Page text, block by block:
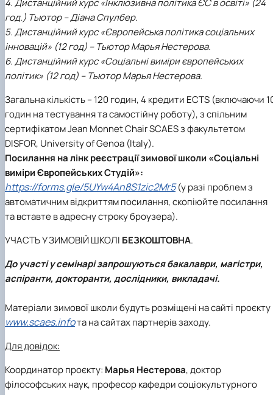
4. Дистанційний курс «Інклюзивна політика ЄС в освіті» (24
год.) Тьютор – Діана Спулбер.
5. Дистанційний курс «Європейська політика соціальних
інновацій» (12 год) – Тьютор Марья Нестерова.
6. Дистанційний курс «Соціальні виміри європейських
політик» (12 год) – Тьютор Марья Нестерова.
Загальна кількість – 120 годин, 4 кредити ECTS (включаючи
годин на тестування та самостійну роботу), з спільним
сертифікатом Jean Monnet Chair SCAES з факультетом
DISFOR, University of Genoa (Italy).
Посилання на лінк реєстрації зимової школи «Соціальні
виміри Європейських Студій»:
https://forms.gle/5UYw4An8S1zic2Mr5(у разі проблем з
автоматичним відкриттям посилання, скопіюйте посилання
та вставте в адресну строку броузера).
УЧАСТЬ У ЗИМОВІЙ ШКОЛІ БЕЗКОШТОВНА.
До участі у семінарі запрошуються бакалаври, магістри,
аспіранти, докторанти, дослідники, викладачі.
Матеріали зимової школи будуть розміщені на сайті проєкту
www.scaes.infoта на сайтах партнерів заходу.
Для довідок:
Координатор проєкту: Марья Нестерова, доктор
філософських наук, професор кафедри соціокультурного